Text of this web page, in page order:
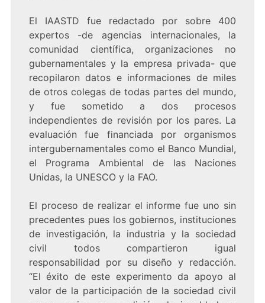
El IAASTD fue redactado por sobre 400
expertos -de agencias internacionales, la
comunidad científica, organizaciones no
gubernamentales y la empresa privada- que
recopilaron datos e informaciones de miles
de otros colegas de todas partes del mundo,
y fue sometido a dos procesos
independientes de revisión por los pares. La
evaluación fue financiada por organismos
intergubernamentales como el Banco Mundial,
el Programa Ambiental de las Naciones
Unidas, la UNESCO y la FAO.
El proceso de realizar el informe fue uno sin
precedentes pues los gobiernos, instituciones
de investigación, la industria y la sociedad
civil todos compartieron igual
responsabilidad por su diseño y redacción.
“El éxito de este experimento da apoyo al
valor de la participación de la sociedad civil